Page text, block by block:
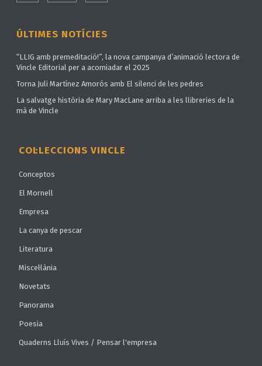
ÚLTIMES NOTÍCIES
“LLIG amb premeditació!”, la nova campanya d’animació lectora de
Vincle Editorial per a acomiadar el 2025
Torna Juli Martínez Amorós amb El silenci de les pedres
La salvatge història de Mary MacLane arriba a les llibreries de la
mà de Vincle
COL·LECCIONS VINCLE
Conceptos
El Mornell
Empresa
La canya de pescar
Literatura
Miscel·lània
Novetats
Panorama
Poesia
Quaderns Lluís Vives / Pensar l'empresa